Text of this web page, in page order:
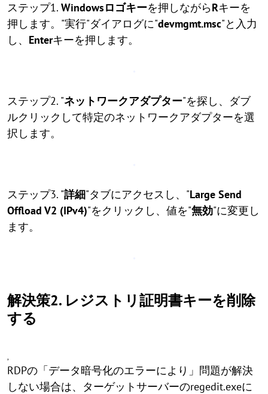
ステップ1. Windowsロゴキーを押しながらRキーを
押します。"実行"ダイアログに"devmgmt.msc"と入力
し、 Enterキーを押します。
ステップ2. "ネットワークアダプター"を探し、ダブ
ルクリックして特定のネットワークアダプターを選
択します。
ステップ3. "詳細"タブにアクセスし、"Large Send
Offload V2 (IPv4)"をクリックし、値を"無効"に変更し
ます。
解決策2. レジストリ証明書キーを削除
する
,
RDPの「データ暗号化のエラーにより」問題が解決
しない場合は、ターゲットサーバーのregedit.exeに